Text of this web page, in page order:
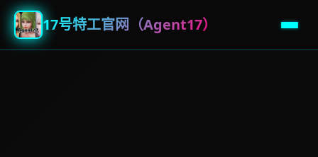
17号特工官网（Agent17）